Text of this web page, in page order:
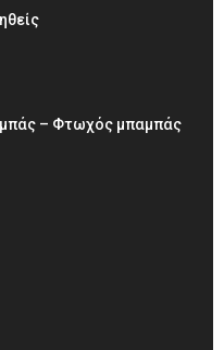
– Φτωχός μπαμπάς